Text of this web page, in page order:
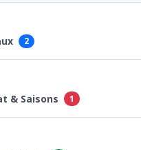
2
& Saisons 1